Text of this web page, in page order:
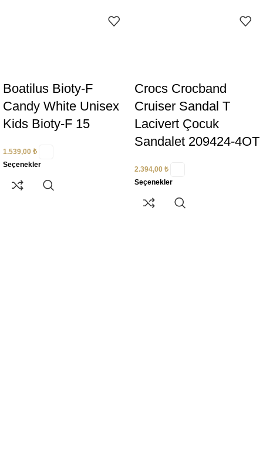
Boatilus Bioty-F
Candy White Unisex
Kids Bioty-F 15
1.539,00 ₺
Seçenekler
Crocs Crocband
Cruiser Sandal T
Lacivert Çocuk
Sandalet 209424-4OT
2.394,00 ₺
Seçenekler